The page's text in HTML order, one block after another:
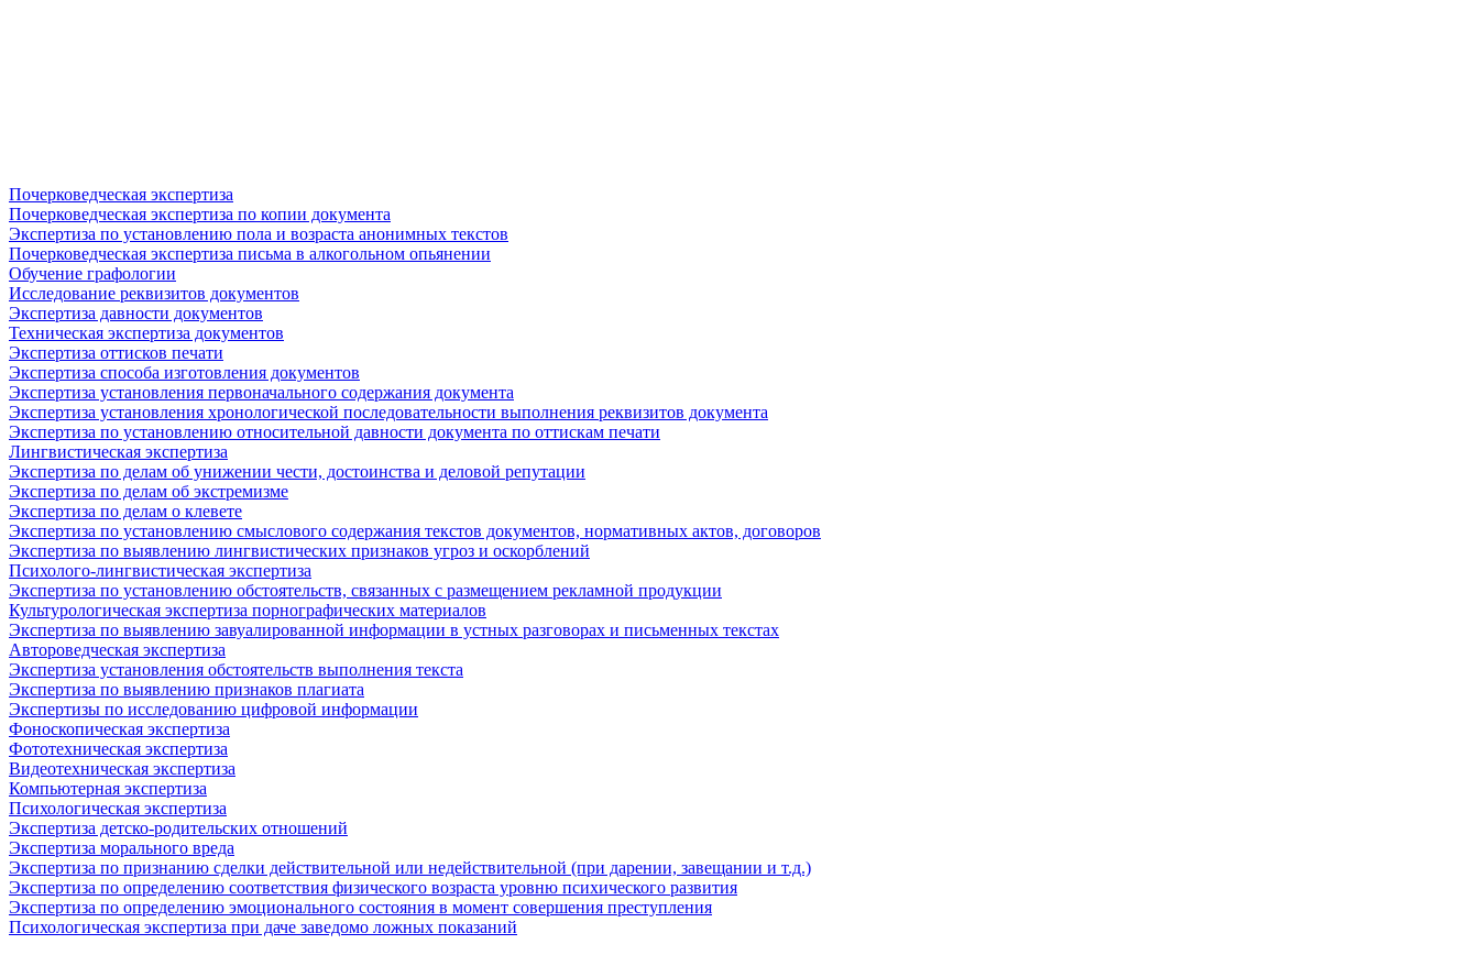
Почерковедческая экспертиза
Почерковедческая экспертиза по копии документа
Экспертиза по установлению пола и возраста анонимных текстов
Почерковедческая экспертиза письма в алкогольном опьянении
Обучение графологии
Исследование реквизитов документов
Экспертиза давности документов
Техническая экспертиза документов
Экспертиза оттисков печати
Экспертиза способа изготовления документов
Экспертиза установления первоначального содержания документа
Экспертиза установления хронологической последовательности выполнения реквизитов документа
Экспертиза по установлению относительной давности документа по оттискам печати
Лингвистическая экспертиза
Экспертиза по делам об унижении чести, достоинства и деловой репутации
Экспертиза по делам об экстремизме
Экспертиза по делам о клевете
Экспертиза по установлению смыслового содержания текстов документов, нормативных актов, договоров
Экспертиза по выявлению лингвистических признаков угроз и оскорблений
Психолого-лингвистическая экспертиза
Экспертиза по установлению обстоятельств, связанных с размещением рекламной продукции
Культурологическая экспертиза порнографических материалов
Экспертиза по выявлению завуалированной информации в устных разговорах и письменных текстах
Автороведческая экспертиза
Экспертиза установления обстоятельств выполнения текста
Экспертиза по выявлению признаков плагиата
Экспертизы по исследованию цифровой информации
Фоноскопическая экспертиза
Фототехническая экспертиза
Видеотехническая экспертиза
Компьютерная экспертиза
Психологическая экспертиза
Экспертиза детско-родительских отношений
Экспертиза морального вреда
Экспертиза по признанию сделки действительной или недействительной (при дарении, завещании и т.д.)
Экспертиза по определению соответствия физического возраста уровню психического развития
Экспертиза по определению эмоционального состояния в момент совершения преступления
Психологическая экспертиза при даче заведомо ложных показаний